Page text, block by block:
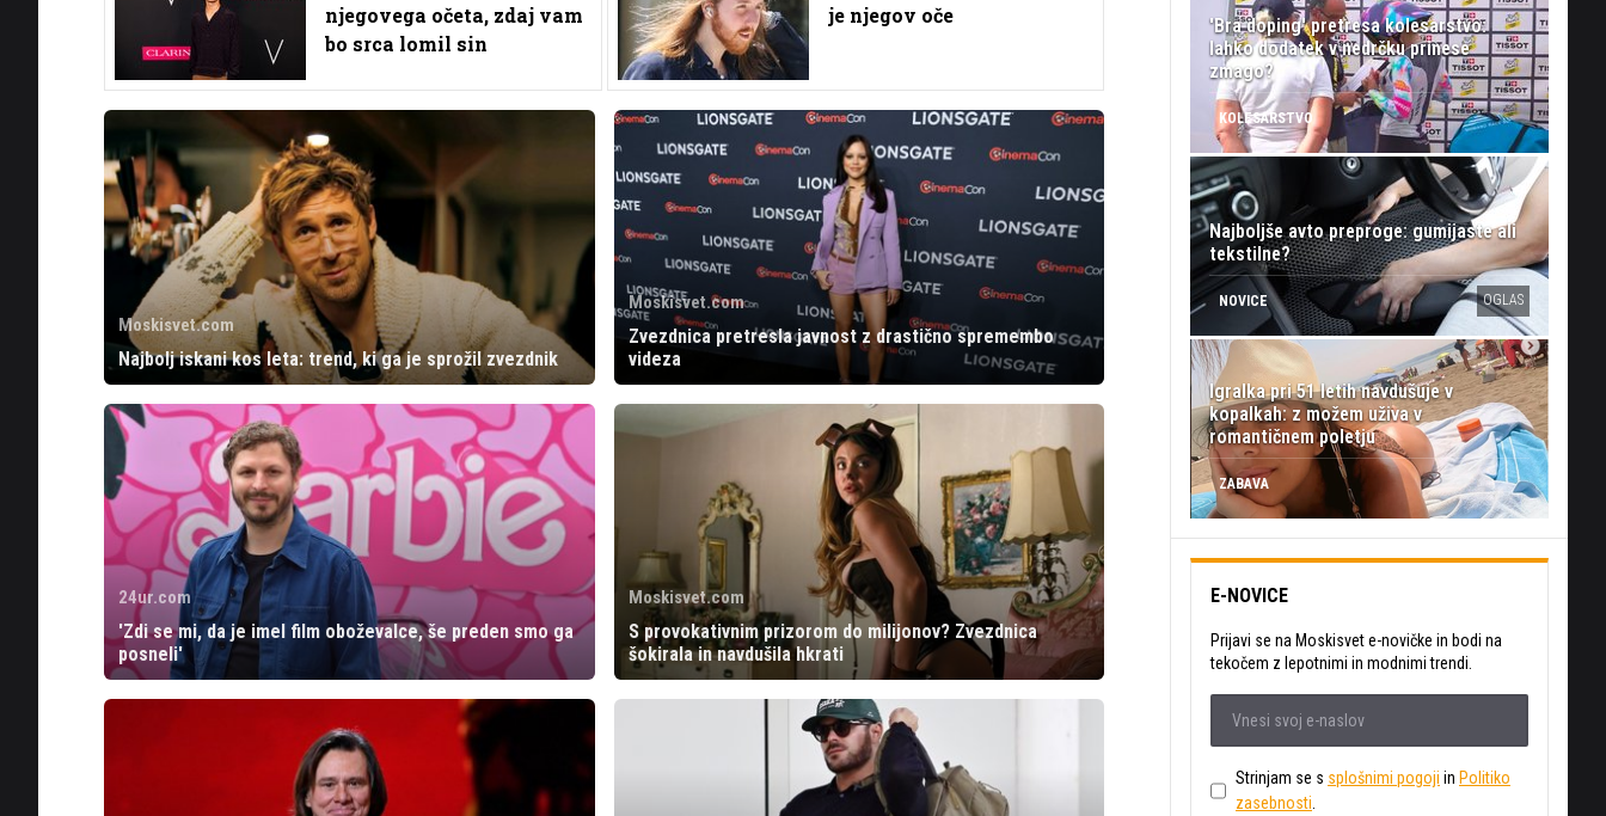
njegovega očeta, zdaj vam
bo srca lomil sin
je njegov oče
Moskisvet.com
Najbolj iskani kos leta: trend, ki ga je sprožil zvezdnik
Moskisvet.com
Zvezdnica pretresla javnost z drastično spremembo
videza
24ur.com
'Zdi se mi, da je imel film oboževalce, še preden smo ga
posneli'
Moskisvet.com
S provokativnim prizorom do milijonov? Zvezdnica
šokirala in navdušila hkrati
'Bra doping' pretresa kolesarstvo:
lahko dodatek v nedrčku prinese
zmago?
KOLESARSTVO
Najboljše avto preproge: gumijaste ali
tekstilne?
NOVICE OGLAS
Igralka pri 51 letih navdušuje v
kopalkah: z možem uživa v
romantičnem poletju
ZABAVA
E-NOVICE
Prijavi se na Moskisvet e-novičke in bodi na
tekočem z lepotnimi in modnimi trendi.
Strinjam se s splošnimi pogoji in Politiko
zasebnosti